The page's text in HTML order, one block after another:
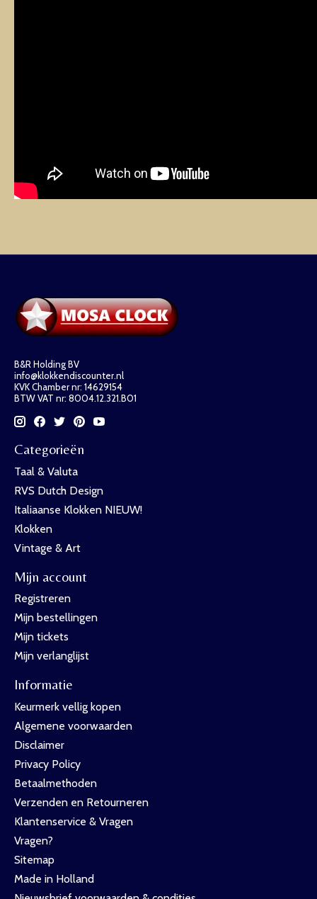
B&R Holding BV
info@klokkendiscounter.nl
KVK Chamber nr: 14629154
BTW VAT nr: 8004.12.321.B01
Categorieën
Taal & Valuta
RVS Dutch Design
Italiaanse Klokken NIEUW!
Klokken
Vintage & Art
Mijn account
Registreren
Mijn bestellingen
Mijn tickets
Mijn verlanglijst
Informatie
Keurmerk vellig kopen
Algemene voorwaarden
Disclaimer
Privacy Policy
Betaalmethoden
Verzenden en Retourneren
Klantenservice & Vragen
Vragen?
Sitemap
Made in Holland